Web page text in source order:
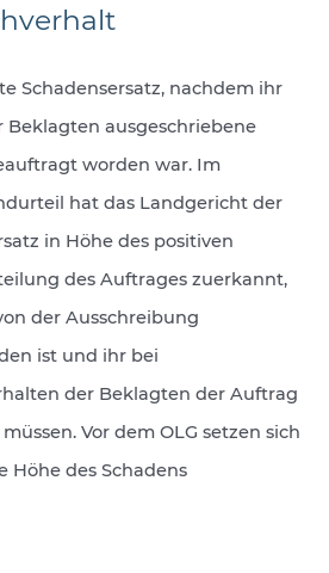
Schadensersatz, nachdem ihr
Beklagten ausgeschriebene
worden war. Im
hat das Landgericht der
in Höhe des positiven
des Auftrages zuerkannt,
der Ausschreibung
ist und ihr bei
der Beklagten der Auftrag
Vor dem OLG setzen sich
Höhe des Schadens